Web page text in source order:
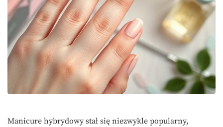
Manicure hybrydowy stał się niezwykle popularny,